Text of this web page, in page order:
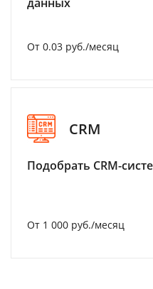
От 0.03 руб./месяц
CRM
Подобрать CRM-
От 1 000 руб./месяц